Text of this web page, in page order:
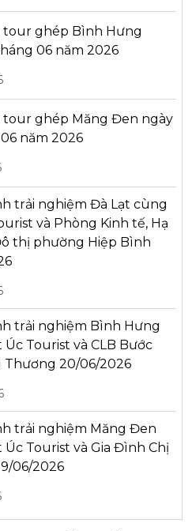
tour ghép Bình Hưng
06 năm 2026
tour ghép Măng Đen ngày
năm 2026
trải nghiệm Đà Lạt cùng
và Phòng Kinh tế, Hạ
thị phường Hiệp Bình
trải nghiệm Bình Hưng
Tourist và CLB Bước
Thương 20/06/2026
trải nghiệm Măng Đen
Tourist và Gia Đình Chị
06/2026